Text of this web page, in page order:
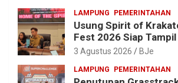
LAMPUNG PEMERINTAHAN
Usung Spirit of
Fest 2026 Siap
Spektakuler dengan
3 Agustus 2026 BJe
LAMPUNG PEMERINTAHAN